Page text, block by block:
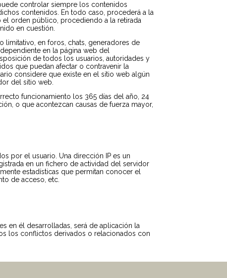
controlar siempre los contenidos
contenidos. En todo caso, procederá a la
el orden público, procediendo a la retirada
en cuestión.
limitativo, en foros, chats, generadores de
en la página web del
de todos los usuarios, autoridades y
que puedan afectar o contravenir la
considere que existe en el sitio web algún
del sitio web.
funcionamiento los 365 días del año, 24
o que acontezcan causas de fuerza mayor,
por el usuario. Una dirección IP es un
en un fichero de actividad del servidor
estadísticas que permitan conocer el
de acceso, etc.
en él desarrolladas, será de aplicación la
los conflictos derivados o relacionados con